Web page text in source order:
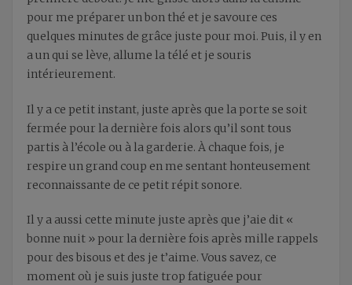
pour me préparer un bon thé et je savoure ces
quelques minutes de grâce juste pour moi. Puis, il y en
a un qui se lève, allume la télé et je souris
intérieurement.
Il y a ce petit instant, juste après que la porte se soit
fermée pour la dernière fois alors qu’il sont tous
partis à l’école ou à la garderie. À chaque fois, je
respire un grand coup en me sentant honteusement
reconnaissante de ce petit répit sonore.
Il y a aussi cette minute juste après que j’aie dit «
bonne nuit » pour la dernière fois après mille rappels
pour des bisous et des je t’aime. Vous savez, ce
moment où je suis juste trop fatiguée pour